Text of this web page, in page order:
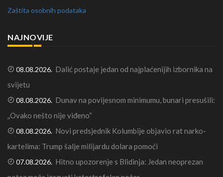
Zaštita osobnih podataka
NAJNOVIJE
08.08.2026. Dalić postaje jedan od najplaćenijih izbornika na
svijetu
08.08.2026. Dunav na povijesnom minimumu, bunari presušili:
„Ovako nešto nije viđeno“
08.08.2026. Novi predsjednik Kolumbije objavio rat narko-
kartelima: Trump šalje milijardu dolara pomoći
07.08.2026. Hitno upozorenje s Blidinja: Jedan neoprezan